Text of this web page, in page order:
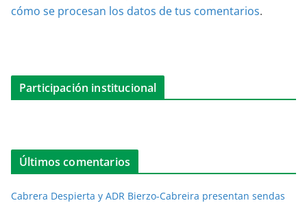
cómo se procesan los datos de tus comentarios.
Participación institucional
Últimos comentarios
Cabrera Despierta y ADR Bierzo-Cabreira presentan sendas